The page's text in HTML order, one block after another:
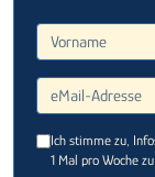
Vorname
eMail-Adresse
Ich stimme zu,
1 Mal pro Woche